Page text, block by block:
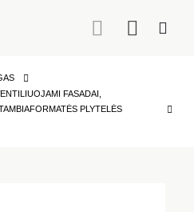
FASADAI
PLYTELĖS